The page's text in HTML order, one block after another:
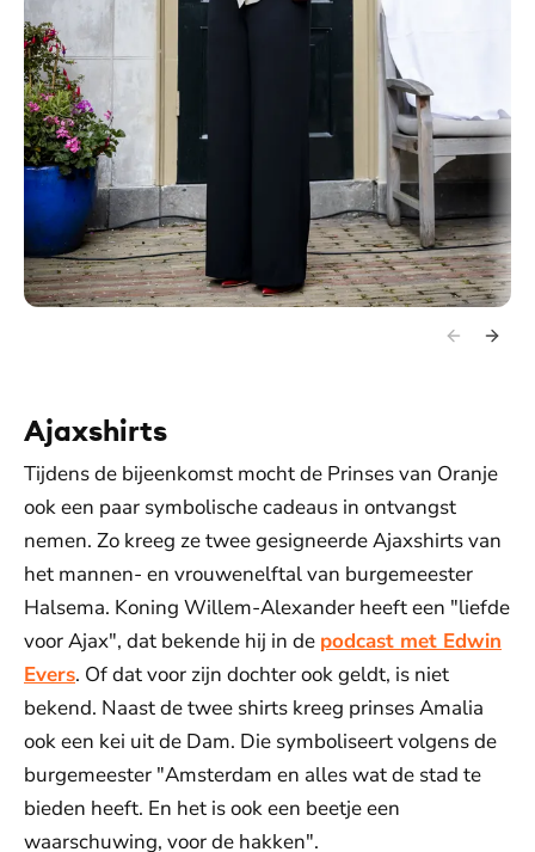
Ajaxshirts
Tijdens de bijeenkomst mocht de Prinses van Oranje
ook een paar symbolische cadeaus in ontvangst
nemen. Zo kreeg ze twee gesigneerde Ajaxshirts van
het mannen- en vrouwenelftal van burgemeester
Halsema. Koning Willem-Alexander heeft een "liefde
voor Ajax", dat bekende hij in de podcast met Edwin
Evers. Of dat voor zijn dochter ook geldt, is niet
bekend. Naast de twee shirts kreeg prinses Amalia
ook een kei uit de Dam. Die symboliseert volgens de
burgemeester "Amsterdam en alles wat de stad te
bieden heeft. En het is ook een beetje een
waarschuwing, voor de hakken".